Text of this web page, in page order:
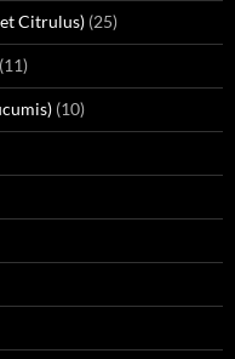
Citrulus) (25)
(11)
(10)